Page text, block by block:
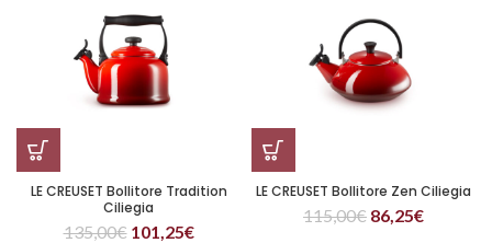
LE CREUSET Bollitore Tradition
Ciliegia
135,00€ 101,25€
LE CREUSET Bollitore Zen Ciliegia
115,00€ 86,25€